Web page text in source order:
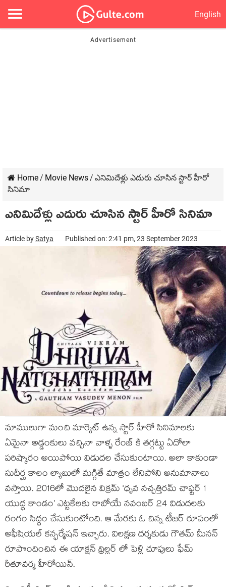
English
Home/ Movie News/ ఎనిమిదేళ్లు ఎదురు చూసిన స్టార్ హీరో
సినిమా
ఎనిమిదేళ్లు ఎదురు చూసిన స్టార్ హీరో సినిమా
Article bySatya Published on: 2:41 pm, 23 September 2023
మాములుగా మంచి మార్కెట్ ఉన్న స్టార్ హీరో సినిమాలకు
ఏమైనా అడ్డంకులు వచ్చినా వాళ్ళ రేంజ్ కి తగ్గట్టు ఏదోలా
పరిష్కారం అయిపోయి విడుదల చేసుకుంటాయి. అలా కాకుండా
సుదీర్ఘ కాలం ల్యాబులో మగ్గితే మాత్రం లేనిపోని అనుమానాలు
వస్తాయి. 2016లో మొదలైన విక్రమ్ ‘ధృవ నచ్చత్తిరమ్ చాఫ్టర్ 1
యుద్ధ కాండం’ ఎట్టకేలకు రాబోయే నవంబర్ 24 విడుదలకు
రంగం సిద్ధం చేసుకుంటోంది. ఆ మేరకు ఓ చిన్న టీజర్ రూపంలో
అఫీషియల్ కన్ఫర్మేషన్ ఇచ్చారు. విలక్షణ దర్శకుడు గౌతమ్ మీనన్
రూపొందించిన ఈ యాక్షన్ థ్రిల్లర్ లో పెళ్లి చూపులు ఫేమ్
రీతూవర్మ హీరోయిన్.